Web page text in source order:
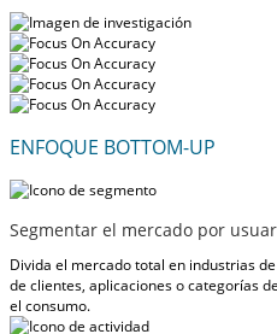
ENFOQUE BOTTOM-UP
Segmentar el mercado por
Divida el mercado total en industrias
de clientes, aplicaciones o categorías
el consumo.